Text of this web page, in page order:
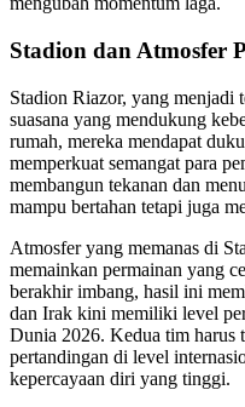
Stadion dan Atmosfer
Stadion Riazor, yang menjadi
suasana yang mendukung
rumah, mereka mendapat
memperkuat semangat para
membangun tekanan dan
mampu bertahan tetapi juga
Atmosfer yang memanas di
memainkan permainan yang
berakhir imbang, hasil ini
dan Irak kini memiliki level
Dunia 2026. Kedua tim harus
pertandingan di level
kepercayaan diri yang tinggi.